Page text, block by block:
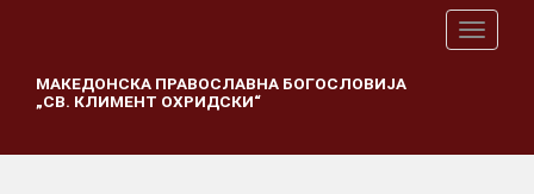
T
o
e
МАКЕДОНСКА ПРАВОСЛАВНА БОГОСЛОВИЈА
„СВ. КЛИМЕНТ ОХРИДСКИ“